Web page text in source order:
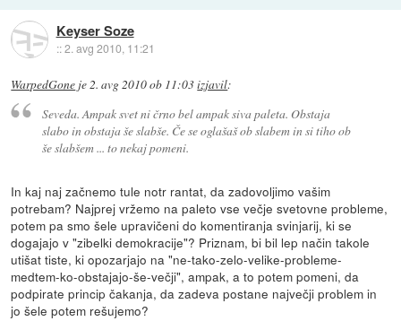
Keyser Soze
::2. avg 2010, 11:21
WarpedGone je2. avg 2010 ob 11:03izjavil:
Seveda. Ampak svet ni črno bel ampak siva paleta. Obstaja
slabo in obstaja še slabše. Če se oglašaš ob slabem in si tiho ob
še slabšem ... to nekaj pomeni.
In kaj naj začnemo tule notr rantat, da zadovoljimo vašim
potrebam? Najprej vržemo na paleto vse večje svetovne probleme,
potem pa smo šele upravičeni do komentiranja svinjarij, ki se
dogajajo v "zibelki demokracije"? Priznam, bi bil lep način takole
utišat tiste, ki opozarjajo na "ne-tako-zelo-velike-probleme-
medtem-ko-obstajajo-še-večji", ampak, a to potem pomeni, da
podpirate princip čakanja, da zadeva postane največji problem in
jo šele potem rešujemo?